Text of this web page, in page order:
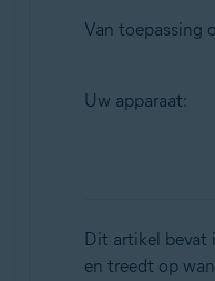
Van toepassing
Windows en
Uw apparaat:
Dit artikel bevat
en treedt op